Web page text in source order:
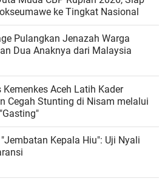
ke Tingkat Nasional
Pulangkan Jenazah Warga
Dua Anaknya dari Malaysia
Kemenkes Aceh Latih Kader
Cegah Stunting di Nisam melalui
Kepala Hiu": Uji Nyali